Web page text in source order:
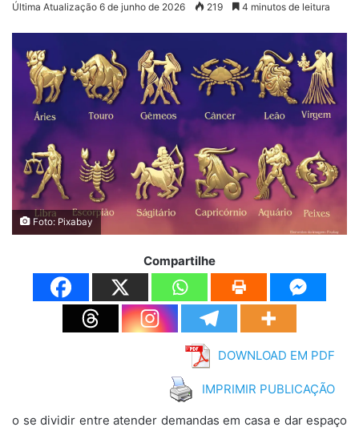
Última Atualização 6 de junho de 2026 219 4 minutos de leitura
Foto: Pixabay
Compartilhe
DOWNLOAD EM PDF
IMPRIMIR PUBLICAÇÃO
o se dividir entre atender demandas em casa e dar espaço